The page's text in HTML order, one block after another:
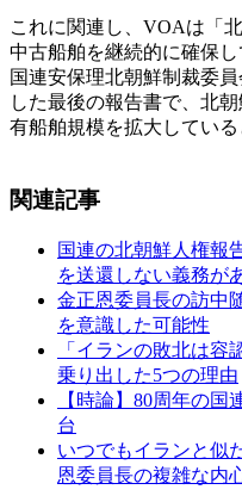
これに関連し、VOAは「
中古船舶を継続的に確保
国連安保理北朝鮮制裁委
した最後の報告書で、北
有船舶規模を拡大してい
関連記事
国連の北朝鮮人権報
を送還しない義務が
金正恩委員長の訪中
を意識した可能性
「イランの敗北は
乗り出した5つの理由
【時論】80周年の
台
いつでもイランと似
恩委員長の複雑な内